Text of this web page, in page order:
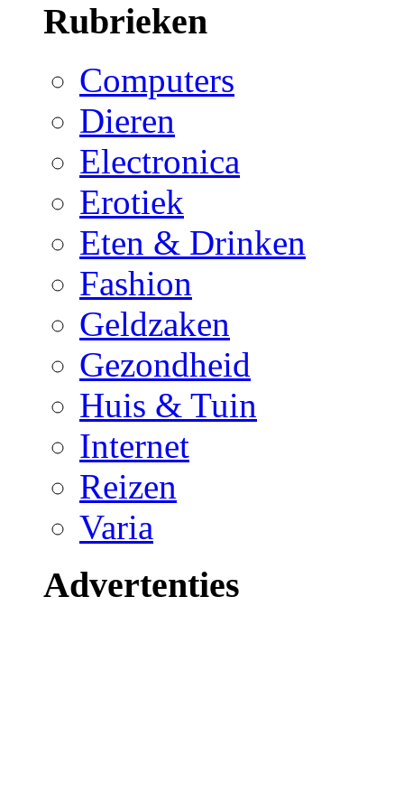
Rubrieken
Computers
Dieren
Electronica
Erotiek
Eten & Drinken
Fashion
Geldzaken
Gezondheid
Huis & Tuin
Internet
Reizen
Varia
Advertenties